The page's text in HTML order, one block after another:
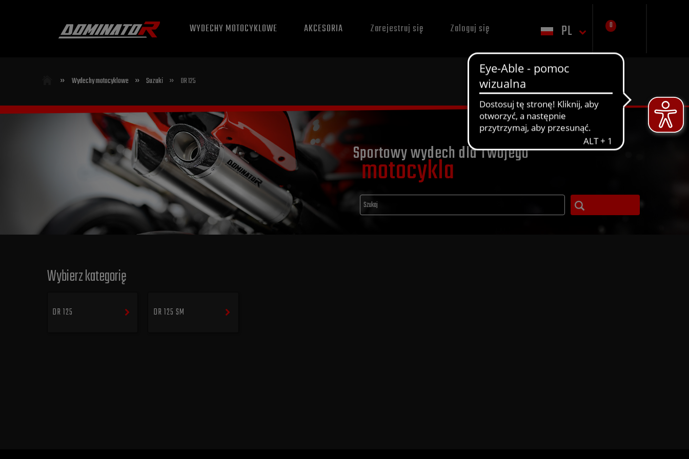
WYDECHY MOTOCYKLOWE AKCESORIA Zarejestruj się Zaloguj się PL 0
» Wydechy motocyklowe » Suzuki » DR 125
Sportowy wydech dla Twojego
motocykla
Wybierz kategorię
DR 125 DR 125 SM